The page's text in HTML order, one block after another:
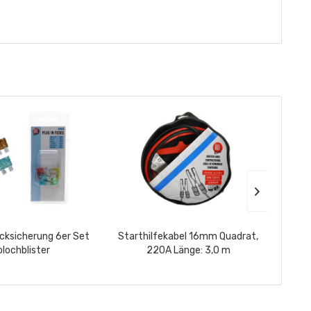
6er Set
Starthilfekabel 16mm Quadrat,
220A Länge: 3,0 m